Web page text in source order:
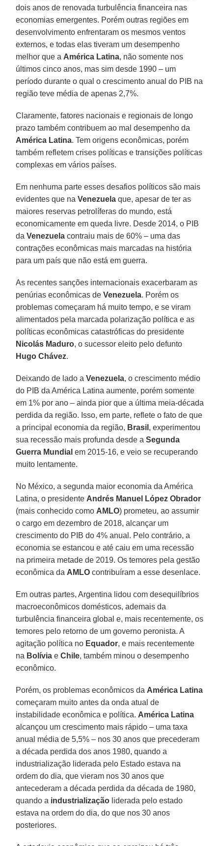
dois anos de renovada turbulência financeira nas
economias emergentes. Porém outras regiões em
desenvolvimento enfrentaram os mesmos ventos
externos, e todas elas tiveram um desempenho
melhor que a América Latina, não somente nos
últimos cinco anos, mas sim desde 1990 – um
período durante o qual o crescimento anual do PIB na
região teve média de apenas 2,7%.
Claramente, fatores nacionais e regionais de longo
prazo também contribuem ao mal desempenho da
América Latina. Tem origens econômicas, porém
também refletem crises políticas e transições políticas
complexas em vários países.
Em nenhuma parte esses desafios políticos são mais
evidentes que naVenezuela que, apesar de ter as
maiores reservas petrolíferas do mundo, está
economicamente em queda livre. Desde 2014, o PIB
daVenezuela contraiu mais de 60% – uma das
contrações econômicas mais marcadas na história
para um país que não está em guerra.
As recentes sanções internacionais exacerbaram as
penúrias econômicas deVenezuela. Porém os
problemas começaram há muito tempo, e se viram
alimentados pela marcada polarização política e as
políticas econômicas catastróficas do presidente
Nicolás Maduro, o sucessor eleito pelo defunto
Hugo Chávez.
Deixando de lado aVenezuela, o crescimento médio
do PIB da América Latina aumente, porém somente
em 1% por ano – ainda pior que a última meia-década
perdida da região. Isso, em parte, reflete o fato de que
a principal economia da região, Brasil , experimentou
sua recessão mais profunda desde aSegunda
Guerra Mundial em 2015-16, e veio se recuperando
muito lentamente.
No México, a segunda maior economia da América
Latina, o presidente Andrés Manuel López Obrador
(mais conhecido como AMLO) prometeu, ao assumir
o cargo em dezembro de 2018, alcançar um
crescimento do PIB do 4% anual. Pelo contrário, a
economia se estancou e até caiu em uma recessão
na primeira metade de 2019. Os temores pela gestão
econômica da AMLO contribuíram a esse desenlace.
Em outras partes, Argentina lidou com desequilíbrios
macroeconômicos domésticos, ademais da
turbulência financeira global e, mais recentemente, os
temores pelo retorno de um governo peronista. A
agitação política no Equador, e mais recentemente
na Bolívia eChile, também minou o desempenho
econômico.
Porém, os problemas econômicos da América Latina
começaram muito antes da onda atual de
instabilidade econômica e política. América Latina
alcançou um crescimento mais rápido – uma taxa
anual média de 5,5% – nos 30 anos que precederam
a década perdida dos anos 1980, quando a
industrialização liderada pelo Estado estava na
ordem do dia, que vieram nos 30 anos que
antecederam a década perdida da década de 1980,
quando a industrialização liderada pelo estado
estava na ordem do dia, do que nos 30 anos
posteriores.